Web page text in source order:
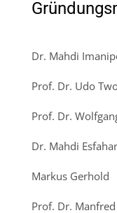
Dr. Mahdi
Prof. Dr. Udo
Prof. Dr.
Dr. Mahdi
Markus Gerhold
Prof. Dr.